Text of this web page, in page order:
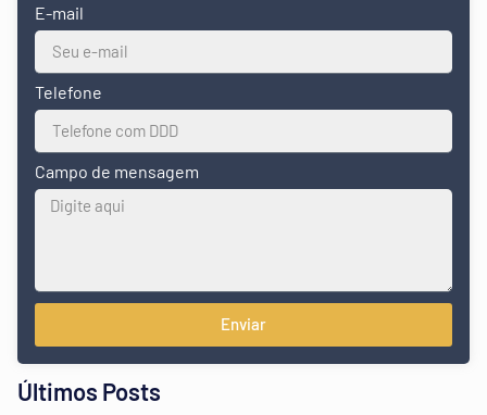
E-mail
Telefone
Campo de mensagem
Enviar
Últimos Posts